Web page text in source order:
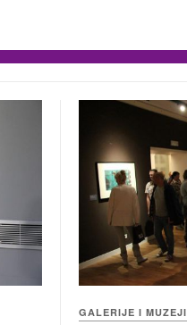
GALERIJE I MUZEJI